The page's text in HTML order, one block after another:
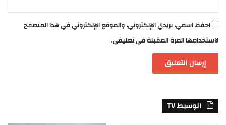
احفظ اسمي، بريدي الإلكتروني، والموقع الإلكتروني في هذا المتصفح
لاستخدامها المرة المقبلة في تعليقي.
الوسيط TV